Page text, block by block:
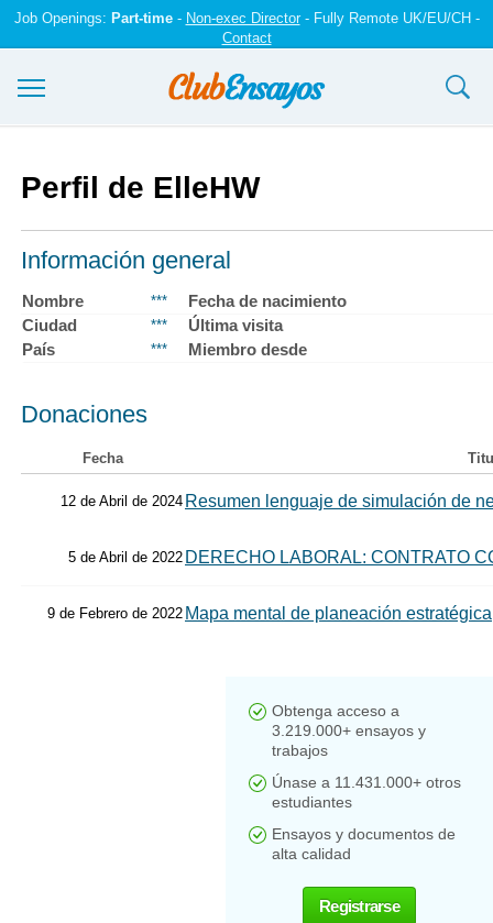
Job Openings: Part-time- Non-exec Director- Fully Remote UK/EU/CH -
Contact
Registrarse
Iniciar sesión
Contáctenos
Perfil de ElleHW
Información general
Nombre ***
Fecha de nacimiento
Ciudad
***
Última visita
País
*** Miembro desde
Donaciones
Fecha
12 de Abril de 2024 Resumen lenguaje de simulación de
5 de Abril de 2022 DERECHO LABORAL: CONTRATO
9 de Febrero de 2022 Mapa mental de planeación estratégica
Obtenga acceso a
3.219.000+ ensayos y
trabajos
Únase a 11.431.000+ otros
estudiantes
Ensayos y documentos de
alta calidad
Registrarse